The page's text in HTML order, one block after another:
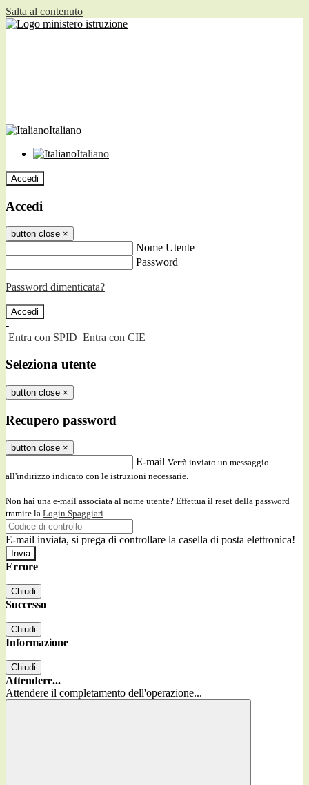
Salta al contenuto
Italiano
Italiano
Accedi
Accedi
button close ×
Nome Utente
Password
Password dimenticata?
-
Entra con SPID Entra con CIE
Seleziona utente
button close ×
Recupero password
button close ×
E-mail Verrà inviato un messaggio
all'indirizzo indicato con le istruzioni necessarie.
Non hai una e-mail associata al nome utente? Effettua il reset della password
tramite la Login Spaggiari
E-mail inviata, si prega di controllare la casella di posta elettronica!
Errore
Chiudi
Successo
Chiudi
Informazione
Chiudi
Attendere...
Attendere il completamento dell'operazione...